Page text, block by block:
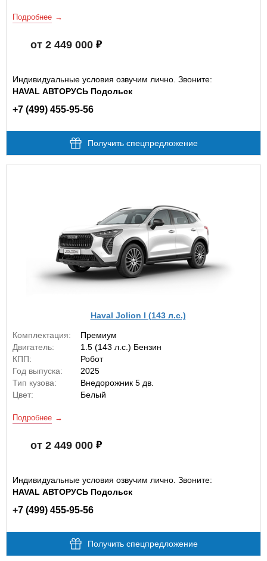
Подробнее
от 2 449 000
Индивидуальные условия озвучим лично. Звоните:
HAVAL АВТОРУСЬ Подольск
+7 (499) 455-95-56
Получить спецпредложение
Haval Jolion I (143 л.с.)
Комплектация:
Премиум
Двигатель:
1.5 (143 л.с.) Бензин
КПП:
Робот
Год выпуска:
2025
Тип кузова:
Внедорожник 5 дв.
Цвет:
Белый
Подробнее
от 2 449 000
Индивидуальные условия озвучим лично. Звоните:
HAVAL АВТОРУСЬ Подольск
+7 (499) 455-95-56
Получить спецпредложение